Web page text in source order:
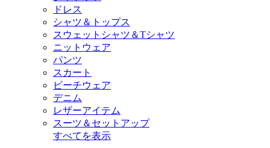
ドレス
シャツ＆トップス
スウェットシャツ＆Tシャツ
ニットウェア
パンツ
スカート
ビーチウェア
デニム
レザーアイテム
スーツ＆セットアップ
すべてを表示